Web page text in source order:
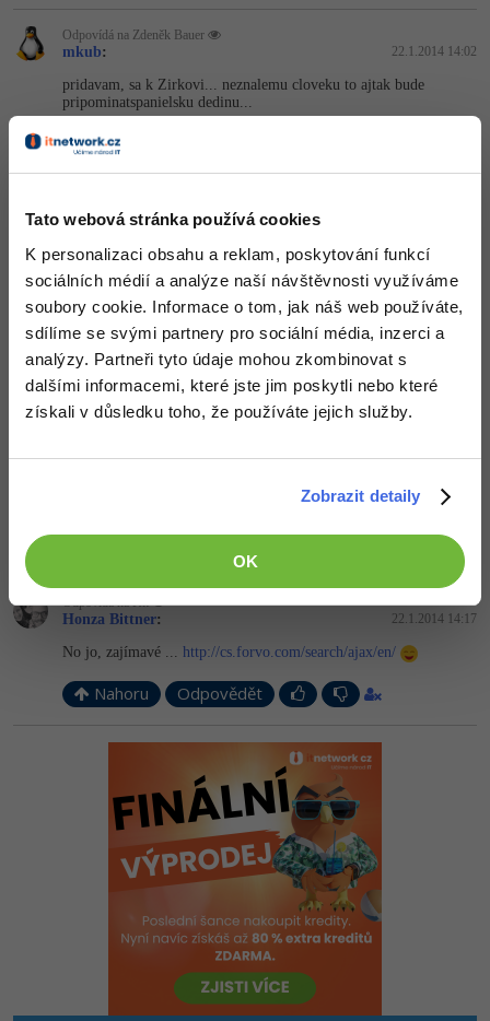
Tato webová stránka používá cookies
K personalizaci obsahu a reklam, poskytování funkcí
sociálních médií a analýze naší návštěvnosti využíváme
soubory cookie. Informace o tom, jak náš web používáte,
sdílíme se svými partnery pro sociální média, inzerci a
analýzy. Partneři tyto údaje mohou zkombinovat s
dalšími informacemi, které jste jim poskytli nebo které
získali v důsledku toho, že používáte jejich služby.
Zobrazit detaily
OK
Odpovídá na Zdeněk Bauer
mkub: 22.1.2014 14:02
pridavam, sa k Zirkovi... neznalemu cloveku to ajtak bude
pripominatspa­nielsku dedinu...
a k tej vyslovnosti, Java ako kazdy jeden anglicky/americky/
pojem nevyslovuje presne ako sa pise, u Anglicanoch,
Americanoch a inych anglicky hovoriacich krajin sa nevyslovuje
Také jsem se divil, když jsem poprvé slyšel, že AJAX se vyslovuje
"ejdžiks".
Nahoru Odpovědět +1
Michal Žůrek - misaz: 22.1.2014 14:17
Odpovídá na Kit
Honza Bittner: 22.1.2014 14:17
No jo, zajímavé ... http://cs.forvo.com/search/ajax/en/
Nahoru Odpovědět